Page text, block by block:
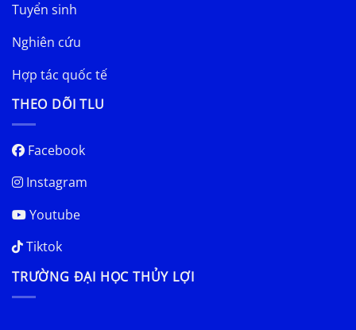
Tuyển sinh
Nghiên cứu
Hợp tác quốc tế
THEO DÕI TLU
Facebook
Instagram
Youtube
Tiktok
TRƯỜNG ĐẠI HỌC THỦY LỢI